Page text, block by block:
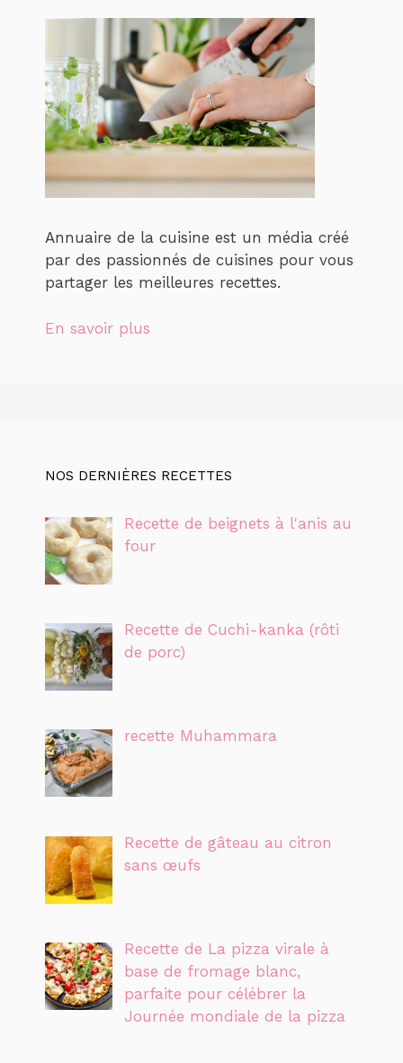
Annuaire de la cuisine est un média créé
par des passionnés de cuisines pour vous
partager les meilleures recettes.
En savoir plus
NOS DERNIÈRES RECETTES
Recette de beignets à l'anis au
four
Recette de Cuchi-kanka (rôti
de porc)
recette Muhammara
Recette de gâteau au citron
sans œufs
Recette de La pizza virale à
base de fromage blanc,
parfaite pour célébrer la
Journée mondiale de la pizza